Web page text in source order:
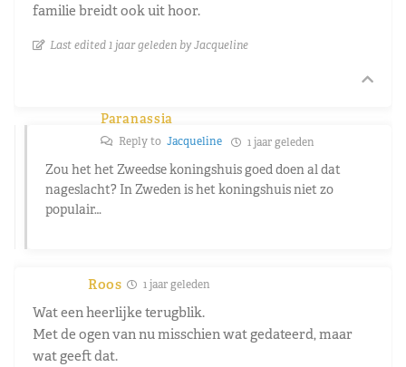
familie breidt ook uit hoor.
Last edited 1 jaar geleden by Jacqueline
Paranassia
Reply to Jacqueline 1 jaar geleden
Zou het het Zweedse koningshuis goed doen al dat
nageslacht? In Zweden is het koningshuis niet zo
populair…
Roos 1 jaar geleden
Wat een heerlijke terugblik.
Met de ogen van nu misschien wat gedateerd, maar
wat geeft dat.